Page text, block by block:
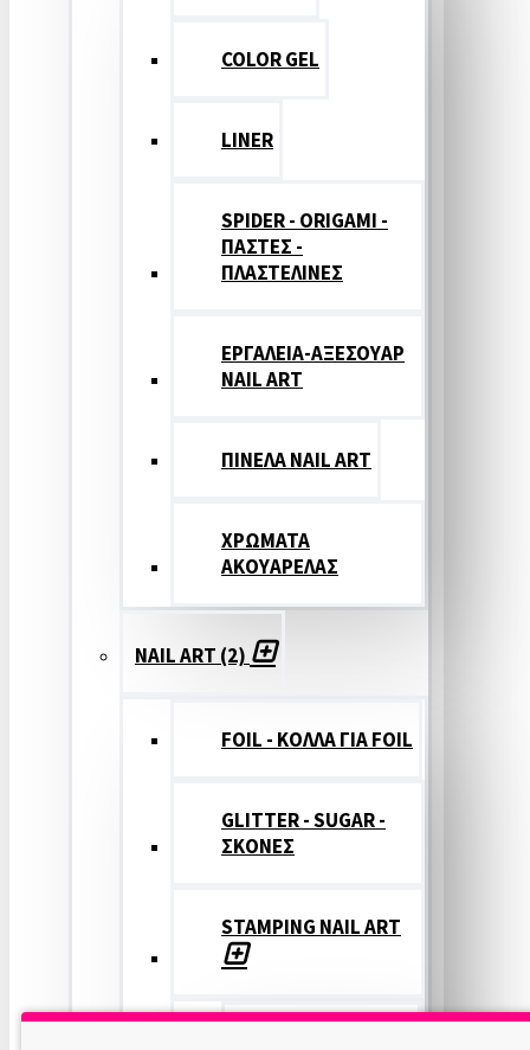
COLOR GEL
LINER
SPIDER - ORIGAMI -
ΠΑΣΤΕΣ -
ΠΛΑΣΤΕΛΙΝΕΣ
ΕΡΓΑΛΕΙΑ-ΑΞΕΣΟΥΑΡ
NAIL ART
ΠΙΝΕΛΑ NAIL ART
ΧΡΩΜΑΤΑ
ΑΚΟΥΑΡΕΛΑΣ
NAIL ART (2)
FOIL - ΚΟΛΛΑ ΓΙΑ FOIL
GLITTER - SUGAR -
ΣΚΟΝΕΣ
STAMPING NAIL ART